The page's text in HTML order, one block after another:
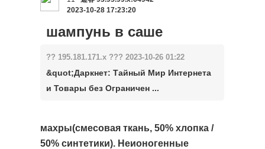
2023-10-28 17:23:20
шампунь в саше
?? 195.181.171.x ??? 2023-10-26 01:22
&quot;Даркнет: Тайный Мир Интернета
и Товары без Ограничен ...
махры(смесовая ткань, 50% хлопка /
50% синтетики). Неионогенные